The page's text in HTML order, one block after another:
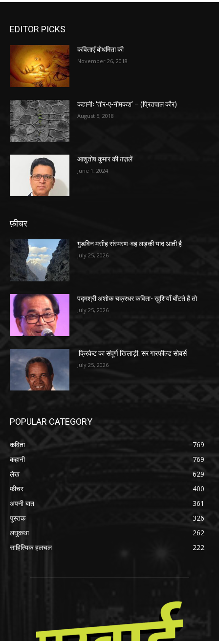
EDITOR PICKS
कविताएँ बोधमिता की
November 26, 2018
कहानीः ‘तीर-ए-नीमकश’ – (प्रितपाल कौर)
August 5, 2018
आशुतोष कुमार की ग़ज़लें
June 1, 2024
फ़ीचर
गुडविन मसीह संस्मरण-वह लड़की याद आती है
July 25, 2026
पद्मश्री अशोक चक्रधर कविता- ख़ुशियाँ बाँटते हैं तो
July 25, 2026
क्रिकेट का संपूर्ण खिलाड़ी: सर गारफील्ड सोबर्स
July 25, 2026
POPULAR CATEGORY
कविता
769
कहानी
769
लेख
629
फीचर
400
अपनी बात
361
पुस्तक
326
लघुकथा
262
साहित्यिक हलचल
222